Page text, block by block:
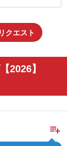
クエスト
2026】
playlist_add